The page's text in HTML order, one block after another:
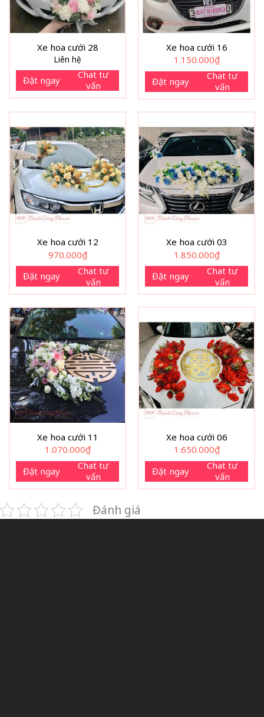
Xe hoa cưới 28
Liên hệ
Đặt ngay
Chat tư
vấn
Xe hoa cưới 16
1.150.000₫
Đặt ngay
Chat tư
vấn
Xe hoa cưới 12
970.000₫
Đặt ngay
Chat tư
vấn
Xe hoa cưới 03
1.850.000₫
Đặt ngay
Chat tư
vấn
Xe hoa cưới 11
1.070.000₫
Đặt ngay
Chat tư
vấn
Xe hoa cưới 06
1.650.000₫
Đặt ngay
Chat tư
vấn
Đánh giá